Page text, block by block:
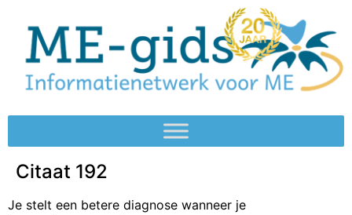
Citaat 192
Je stelt een betere diagnose wanneer je